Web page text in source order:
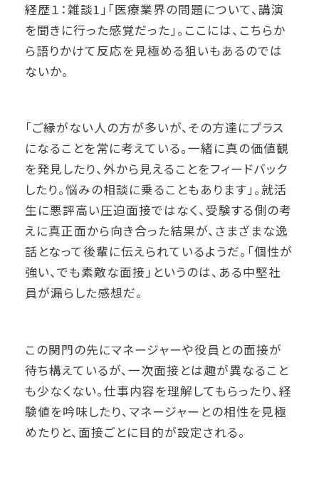
経歴１：雑談1」「医療業界の問題について、講演
を聞きに行った感覚だった」。ここには、こちらか
ら語りかけて反応を見極める狙いもあるのでは
ないか。
「ご縁がない人の方が多いが、その方達にプラス
になることを常に考えている。一緒に真の価値観
を発見したり、外から見えることをフィードバック
したり。悩みの相談に乗ることもあります」。就活
生に悪評高い圧迫面接ではなく、受験する側の考
えに真正面から向き合った結果が、さまざまな逸
話となって後輩に伝えられているようだ。「個性が
強い、でも素敵な面接」というのは、ある中堅社
員が漏らした感想だ。
この関門の先にマネージャーや役員との面接が
待ち構えているが、一次面接とは趣が異なること
も少なくない。仕事内容を理解してもらったり、経
験値を吟味したり、マネージャーとの相性を見極
めたりと、面接ごとに目的が設定される。